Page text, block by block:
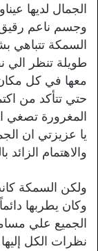
الجمال لديها
وجسم ناعم
السمكة تتباهي
طويلة تنظر الي
معها في كل
حتي تتأكد من
المغرورة تصغي
يا عزيزتي ان
والاهتمام
ولكن السمكة
وكان يطربها
الجميع علي
نظرات الكل